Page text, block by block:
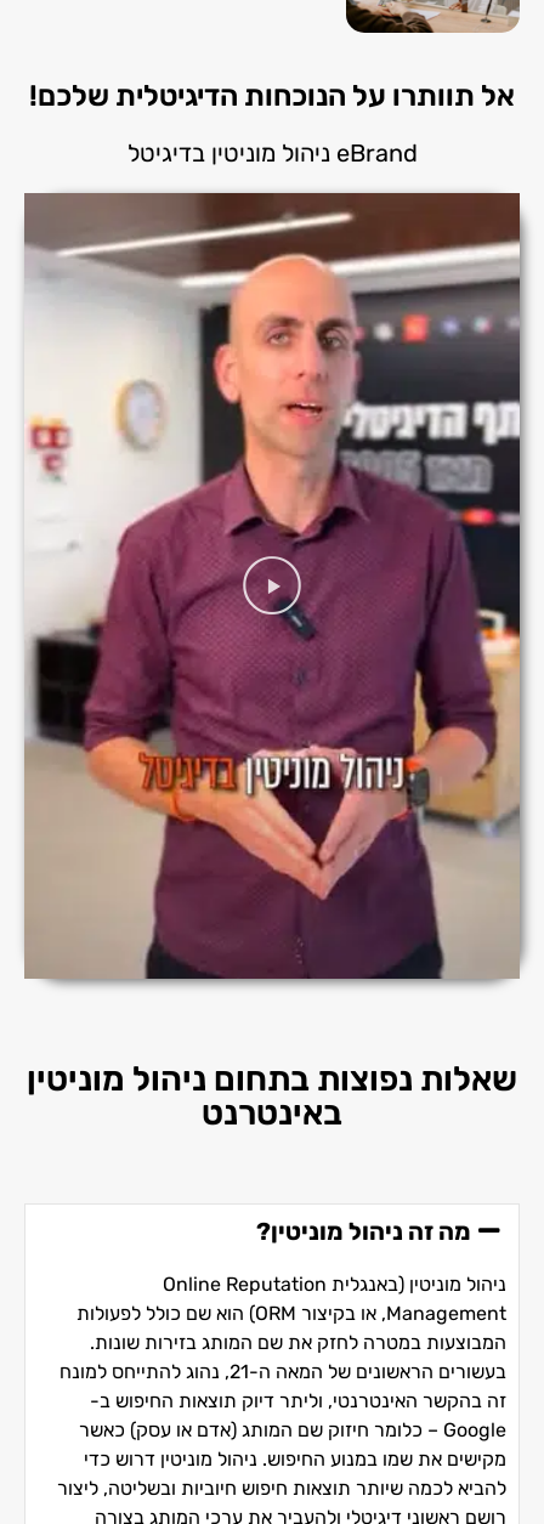
אל תוותרו על הנוכחות הדיגיטלית שלכם!
eBrand ניהול מוניטין בדיגיטל
שאלות נפוצות בתחום ניהול מוניטין
באינטרנט
מה זה ניהול מוניטין?
ניהול מוניטין (באנגלית Online Reputation
Management, או בקיצור ORM) הוא שם כולל לפעולות
המבוצעות במטרה לחזק את שם המותג בזירות שונות.
בעשורים הראשונים של המאה ה-21, נהוג להתייחס למונח
זה בהקשר האינטרנטי, וליתר דיוק תוצאות החיפוש ב-
Google – כלומר חיזוק שם המותג (אדם או עסק) כאשר
מקישים את שמו במנוע החיפוש. ניהול מוניטין דרוש כדי
להביא לכמה שיותר תוצאות חיפוש חיוביות ובשליטה, ליצור
רושם ראשוני דיגיטלי ולהעביר את ערכי המותג בצורה